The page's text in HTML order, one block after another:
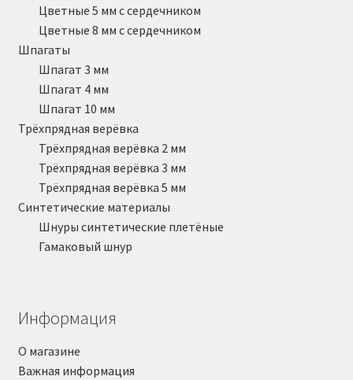
Цветные 5 мм с сердечником
Цветные 8 мм с сердечником
Шпагаты
Шпагат 3 мм
Шпагат 4 мм
Шпагат 10 мм
Трёхпрядная верёвка
Трёхпрядная верёвка 2 мм
Трёхпрядная верёвка 3 мм
Трёхпрядная верёвка 5 мм
Синтетические материалы
Шнуры синтетические плетёные
Гамаковый шнур
Информация
О магазине
Важная информация